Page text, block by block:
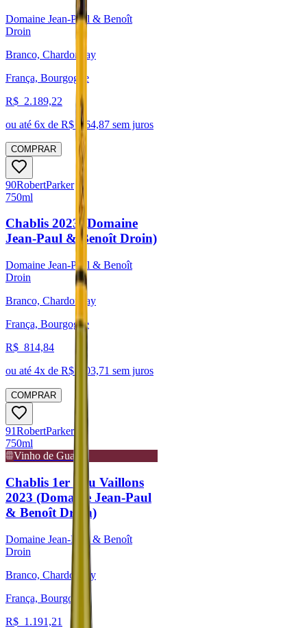
Domaine Jean-Paul & Benoît
Droin
Branco, Chardonnay
França, Bourgogne
R$ 2.189,22
ou até 6x de R$ 364,87 sem juros
COMPRAR
90RobertParker
750ml
Chablis 2023 (Domaine
Jean-Paul & Benoît Droin)
Domaine Jean-Paul & Benoît
Droin
Branco, Chardonnay
França, Bourgogne
R$ 814,84
ou até 4x de R$ 203,71 sem juros
COMPRAR
91RobertParker
750ml
Vinho de Guarda
Chablis 1er Cru Vaillons
2023 (Domaine Jean-Paul
& Benoît Droin)
Domaine Jean-Paul & Benoît
Droin
Branco, Chardonnay
França, Bourgogne
R$ 1.191,21